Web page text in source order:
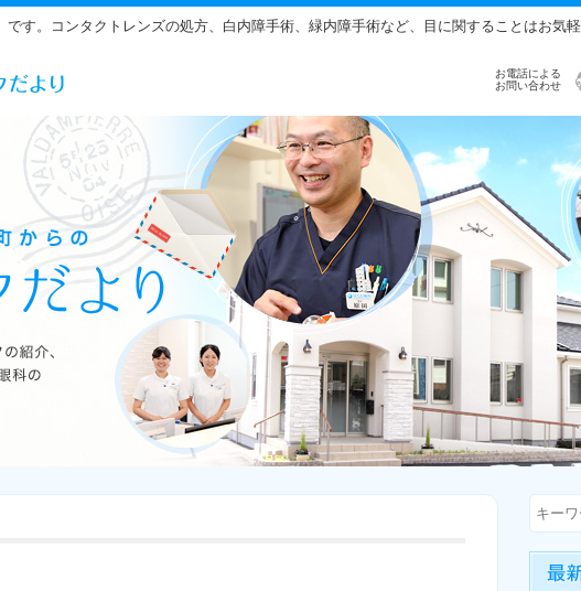
す。コンタクトレンズの処方、白内障手術、緑内障手術など、目に関することはお気軽
お電話による
お問い合わせ